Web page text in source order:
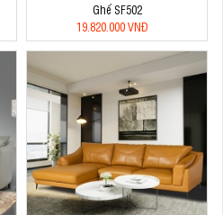
Ghế SF502
19.820.000 VNĐ